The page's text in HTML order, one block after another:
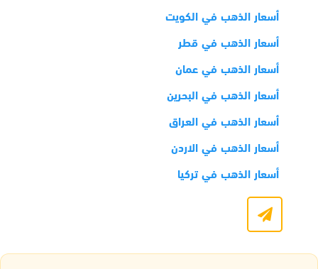
أسعار الذهب في الكويت
أسعار الذهب في قطر
أسعار الذهب في عمان
أسعار الذهب في البحرين
أسعار الذهب في العراق
أسعار الذهب في الاردن
أسعار الذهب في تركيا